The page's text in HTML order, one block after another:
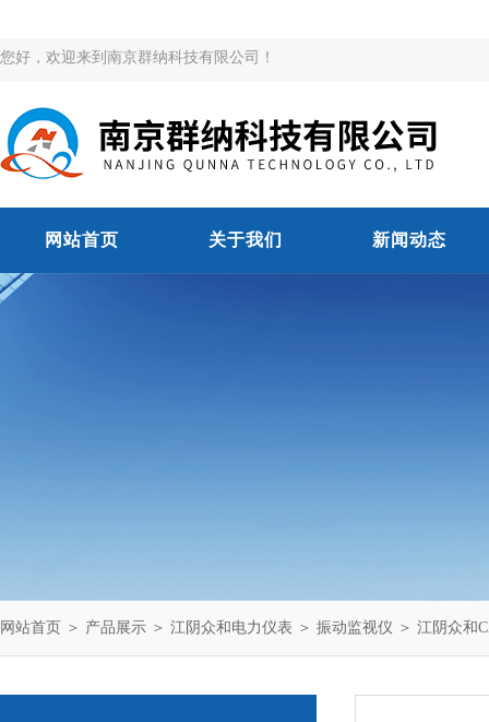
您好，欢迎来到南京群纳科技有限公司！
网站首页 关于我们 新闻动态
网站首页 ＞ 产品展示 ＞ 江阴众和电力仪表 ＞ 振动监视仪 ＞ 江阴众和